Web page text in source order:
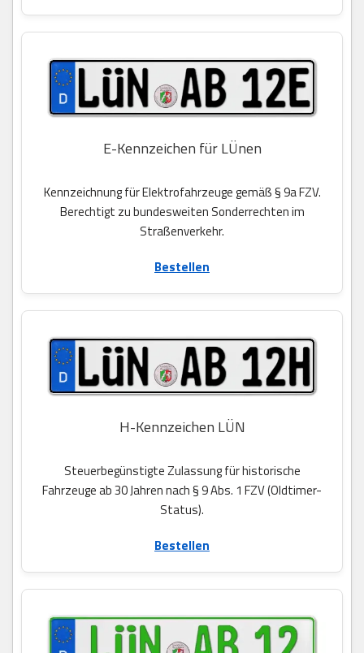
E-Kennzeichen für LÜnen
Kennzeichnung für Elektrofahrzeuge gemäß § 9a FZV.
Berechtigt zu bundesweiten Sonderrechten im
Straßenverkehr.
Bestellen
H-Kennzeichen LÜN
Steuerbegünstigte Zulassung für historische
Fahrzeuge ab 30 Jahren nach § 9 Abs. 1 FZV (Oldtimer-
Status).
Bestellen